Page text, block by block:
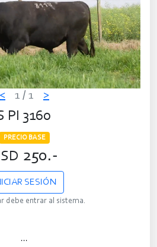
< 1 / 1 >
PI 3160
PRECIO BASE
250.-
SESIÓN
debe entrar al sistema.
...